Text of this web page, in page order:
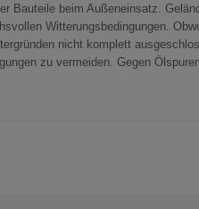
beim Außeneinsatz.
Witterungsbedingungen.
nicht komplett
zu vermeiden. Gegen